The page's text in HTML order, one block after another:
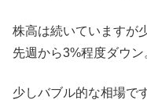
株高は続いていますが
先週から3%程度ダウン
少しバブル的な相場で